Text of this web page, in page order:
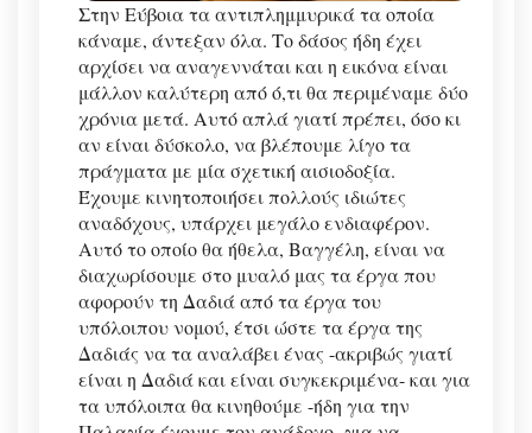
Στην Εύβοια τα αντιπλημμυρικά τα οποία
κάναμε, άντεξαν όλα. Το δάσος ήδη έχει
αρχίσει να αναγεννάται και η εικόνα είναι
μάλλον καλύτερη από ό,τι θα περιμέναμε δύο
χρόνια μετά. Αυτό απλά γιατί πρέπει, όσο κι
αν είναι δύσκολο, να βλέπουμε λίγο τα
πράγματα με μία σχετική αισιοδοξία.
Έχουμε κινητοποιήσει πολλούς ιδιώτες
αναδόχους, υπάρχει μεγάλο ενδιαφέρον.
Αυτό το οποίο θα ήθελα, Βαγγέλη, είναι να
διαχωρίσουμε στο μυαλό μας τα έργα που
αφορούν τη Δαδιά από τα έργα του
υπόλοιπου νομού, έτσι ώστε τα έργα της
Δαδιάς να τα αναλάβει ένας -ακριβώς γιατί
είναι η Δαδιά και είναι συγκεκριμένα- και για
τα υπόλοιπα θα κινηθούμε -ήδη για την